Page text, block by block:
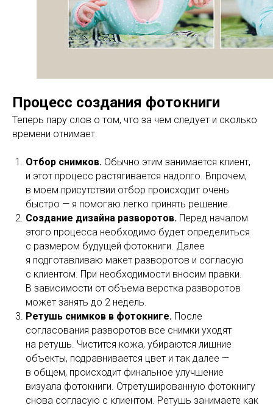
Процесс создания фотокниги
Теперь пару слов о том, что за чем следует и сколько
времени отнимает.
Отбор снимков. Обычно этим занимается клиент,
и этот процесс растягивается надолго. Впрочем,
в моем присутствии отбор происходит очень
быстро — я помогаю легко принять решение.
Создание дизайна разворотов. Перед началом
этого процесса необходимо будет определиться
с размером будущей фотокниги. Далее
я подготавливаю макет разворотов и согласую
с клиентом. При необходимости вносим правки.
В зависимости от объема верстка разворотов
может занять до 2 недель.
Ретушь снимков в фотокниге. После
согласования разворотов все снимки уходят
на ретушь. Чистится кожа, убираются лишние
объекты, подравнивается цвет и так далее —
в общем, происходит финальное улучшение
визуала фотокниги. Отретушированную фотокнигу
снова согласую с клиентом. Ретушь занимаете как